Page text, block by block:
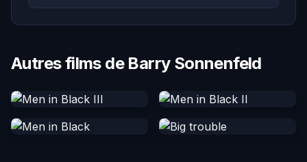
Autres films de Barry Sonnenfeld